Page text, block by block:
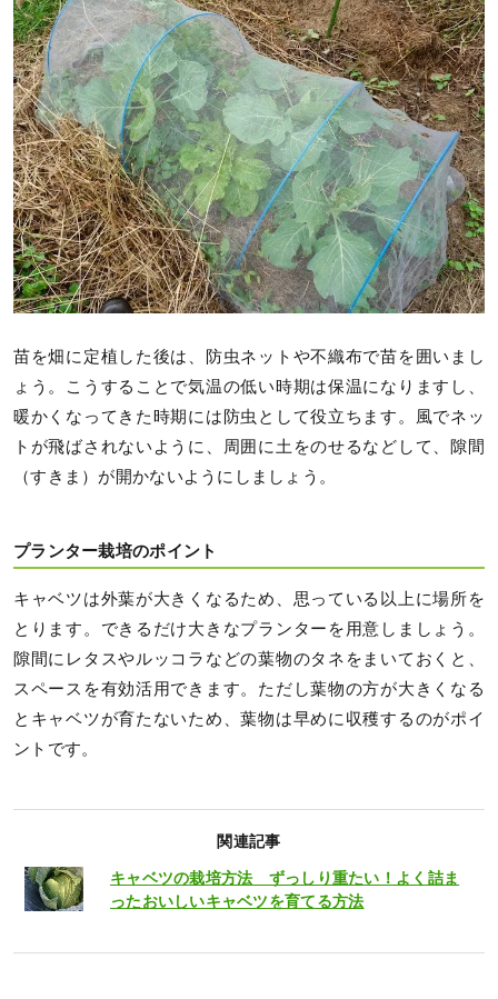
苗を畑に定植した後は、防虫ネットや不織布で苗を囲いまし
ょう。こうすることで気温の低い時期は保温になりますし、
暖かくなってきた時期には防虫として役立ちます。風でネッ
トが飛ばされないように、周囲に土をのせるなどして、隙間
（すきま）が開かないようにしましょう。
プランター栽培のポイント
キャベツは外葉が大きくなるため、思っている以上に場所を
とります。できるだけ大きなプランターを用意しましょう。
隙間にレタスやルッコラなどの葉物のタネをまいておくと、
スペースを有効活用できます。ただし葉物の方が大きくなる
とキャベツが育たないため、葉物は早めに収穫するのがポイ
ントです。
関連記事
キャベツの栽培方法 ずっしり重たい！よく詰ま
ったおいしいキャベツを育てる方法